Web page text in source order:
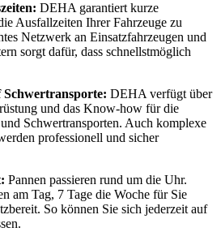
DEHA garantiert kurze
Ausfallzeiten Ihrer Fahrzeuge zu
Netzwerk an Einsatzfahrzeugen und
sorgt dafür, dass schnellstmöglich
Schwertransporte: DEHA verfügt über
und das Know-how für die
Schwertransporten. Auch komplexe
professionell und sicher
Pannen passieren rund um die Uhr.
am Tag, 7 Tage die Woche für Sie
So können Sie sich jederzeit auf